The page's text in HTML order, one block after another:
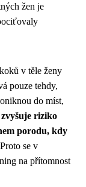
žen je
v těle ženy
pouze tehdy,
do míst,
zvyšuje riziko
porodu, kdy
se v
na přítomnost